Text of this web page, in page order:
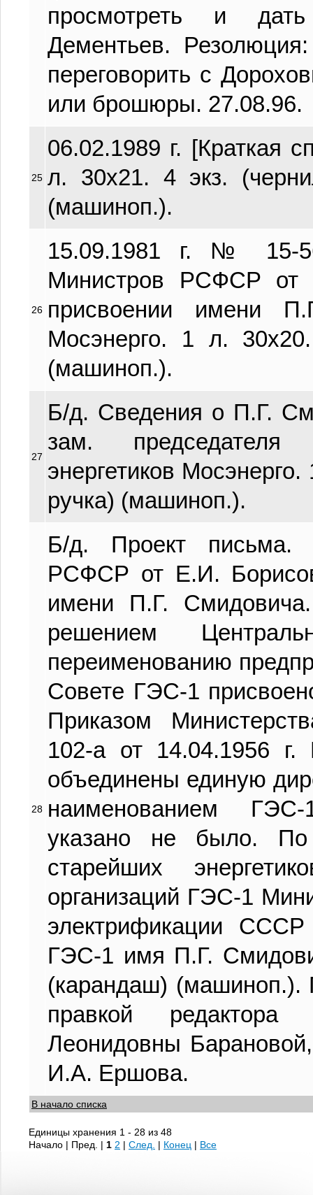
просмотреть и
Дементьев.
переговорить с
или брошюры. 27.08.96.
25
06.02.1989 г. [Краткая
л. 30х21. 4 экз.
(машиноп.).
26
15.09.1981 г. № 15-
Министров РСФСР от
присвоении имени
Мосэнерго. 1 л.
(машиноп.).
27
Б/д. Сведения о П.Г.
зам. председателя
энергетиков
ручка) (машиноп.).
28
Б/д. Проект письма.
РСФСР от Е.И.
имени П.Г.
решением
переименованию
Совете ГЭС-1
Приказом
102-а от 14.04.1956
объединены единую
наименованием
указано не было. По
старейших
организаций ГЭС-1
электрификации СССР
ГЭС-1 имя П.Г.
(карандаш) (машиноп.).
правкой редактора
Леонидовны
И.А. Ершова.
В начало списка
Единицы хранения 1 - 28 из 48
Начало | Пред. | 1 2 | След. | Конец | Все